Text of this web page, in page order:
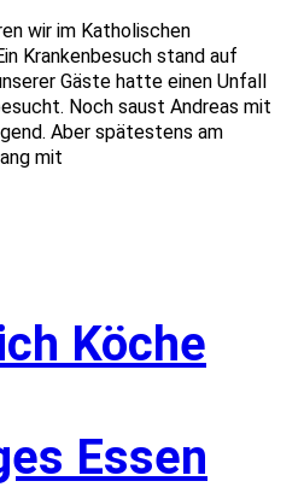
wir im Katholischen
Krankenbesuch stand auf
Gäste hatte einen Unfall
Noch saust Andreas mit
Aber spätestens am
mit
Köche
Essen